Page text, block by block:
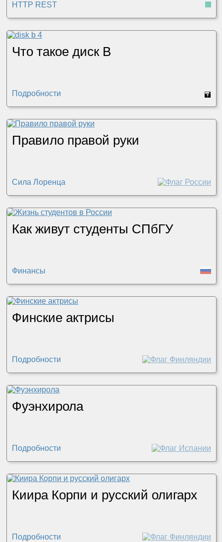
HTTP REST
Что такое диск B
Подробности 🖬
Правило правой руки
Сила Лоренца
Как живут студенты СПбГУ
Финансы
Финские актрисы
Подробности
Фуэнхирола
Подробности
Киира Корпи и русский олигарх
Подробности